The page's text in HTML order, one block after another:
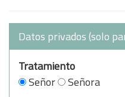
Datos privados (solo
Tratamiento
Señor
Señora